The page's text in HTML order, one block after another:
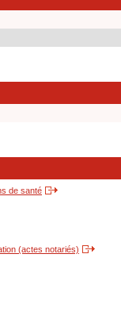
de santé
(actes notariés)